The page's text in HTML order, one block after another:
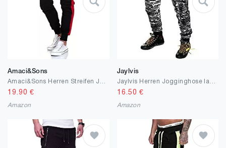
Amaci&Sons
19.90 €
Amazon
Jaylvis
16.50 €
Amazon